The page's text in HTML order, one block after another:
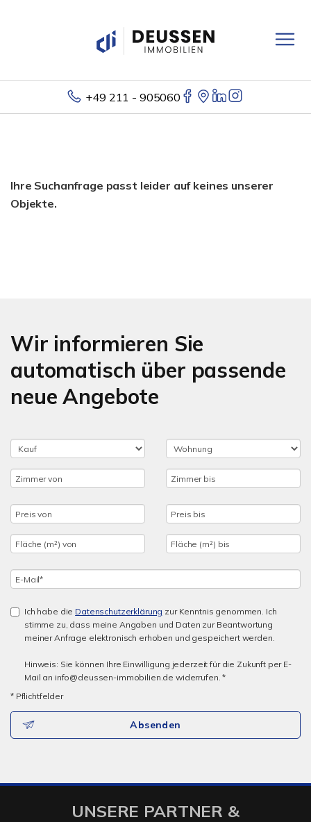
+49 211 - 905060
Ihre Suchanfrage passt leider auf keines unserer
Objekte.
Wir informieren Sie
automatisch über passende
neue Angebote
Ich habe die Datenschutzerklärung zur Kenntnis genommen. Ich
stimme zu, dass meine Angaben und Daten zur Beantwortung
meiner Anfrage elektronisch erhoben und gespeichert werden.
Hinweis: Sie können Ihre Einwilligung jederzeit für die Zukunft per E-
Mail an info@deussen-immobilien.de widerrufen. *
* Pflichtfelder
Absenden
UNSERE PARTNER &